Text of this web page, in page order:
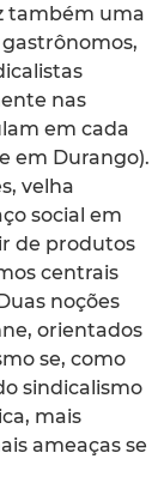
também uma
nas
em cada
em Durango).
velha
social em
de produtos
centrais
noções
orientados
se, como
sindicalismo
mais
ameaças se